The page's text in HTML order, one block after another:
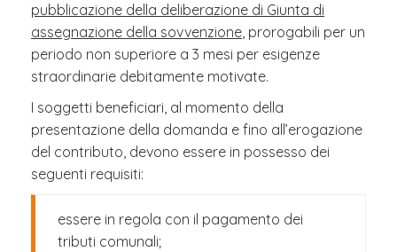
pubblicazione della deliberazione di Giunta di
assegnazione della sovvenzione, prorogabili per un
periodo non superiore a 3 mesi per esigenze
straordinarie debitamente motivate.
I soggetti beneficiari, al momento della
presentazione della domanda e fino all’erogazione
del contributo, devono essere in possesso dei
seguenti requisiti:
essere in regola con il pagamento dei
tributi comunali;